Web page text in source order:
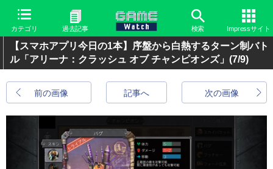
カテゴリ 過去記事 検索 Impressサイト
【スマホアプリ今日の1本】序盤から白熱するターン制バト
ル「アリーナ：クラッシュ オブ チャンピオンズ」 (7/9)
前の画像 次の画像
記事へ